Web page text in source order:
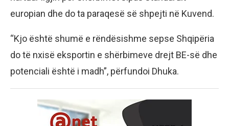
europian dhe do ta paraqesë së shpejti në Kuvend.
“Kjo është shumë e rëndësishme sepse Shqipëria
do të nxisë eksportin e shërbimeve drejt BE-së dhe
potenciali është i madh”, përfundoi Dhuka.